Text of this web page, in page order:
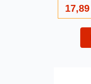
17,89